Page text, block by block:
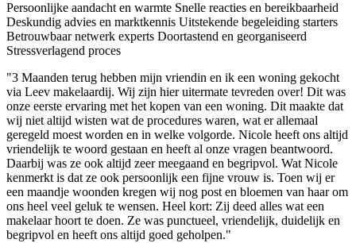
Persoonlijke aandacht en warmte Snelle reacties en bereikbaarheid
Deskundig advies en marktkennis Uitstekende begeleiding starters
Betrouwbaar netwerk experts Doortastend en georganiseerd
Stressverlagend proces
"3 Maanden terug hebben mijn vriendin en ik een woning gekocht
via Leev makelaardij. Wij zijn hier uitermate tevreden over! Dit was
onze eerste ervaring met het kopen van een woning. Dit maakte dat
wij niet altijd wisten wat de procedures waren, wat er allemaal
geregeld moest worden en in welke volgorde. Nicole heeft ons altijd
vriendelijk te woord gestaan en heeft al onze vragen beantwoord.
Daarbij was ze ook altijd zeer meegaand en begripvol. Wat Nicole
kenmerkt is dat ze ook persoonlijk een fijne vrouw is. Toen wij er
een maandje woonden kregen wij nog post en bloemen van haar om
ons heel veel geluk te wensen. Heel kort: Zij deed alles wat een
makelaar hoort te doen. Ze was punctueel, vriendelijk, duidelijk en
begripvol en heeft ons altijd goed geholpen."